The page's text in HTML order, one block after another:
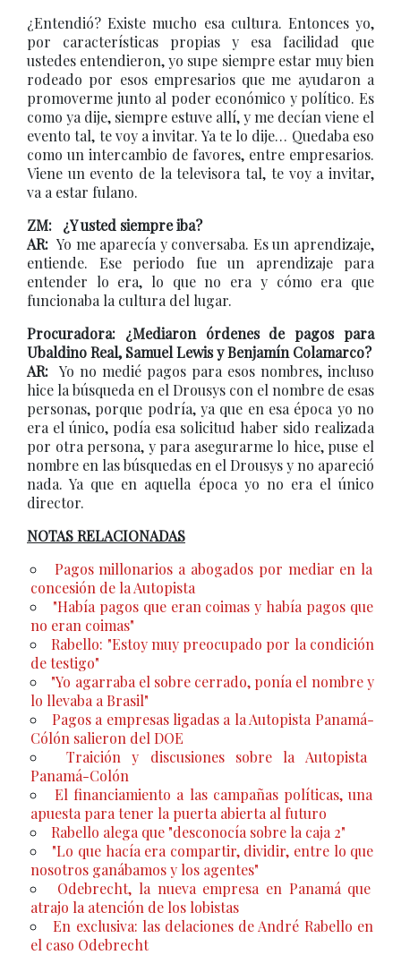
¿Entendió? Existe mucho esa cultura. Entonces yo,
por características propias y esa facilidad que
ustedes entendieron, yo supe siempre estar muy bien
rodeado por esos empresarios que me ayudaron a
promoverme junto al poder económico y político. Es
como ya dije, siempre estuve allí, y me decían viene el
evento tal, te voy a invitar. Ya te lo dije… Quedaba eso
como un intercambio de favores, entre empresarios.
Viene un evento de la televisora tal, te voy a invitar,
va a estar fulano.
ZM: ¿Y usted siempre iba?
AR:Yo me aparecía y conversaba. Es un aprendizaje,
entiende. Ese periodo fue un aprendizaje para
entender lo era, lo que no era y cómo era que
funcionaba la cultura del lugar.
Procuradora: ¿Mediaron órdenes de pagos para
Ubaldino Real, Samuel Lewis y Benjamín Colamarco?
AR: Yo no medié pagos para esos nombres, incluso
hice la búsqueda en el Drousys con el nombre de esas
personas, porque podría, ya que en esa época yo no
era el único, podía esa solicitud haber sido realizada
por otra persona, y para asegurarme lo hice, puse el
nombre en las búsquedas en el Drousys y no apareció
nada. Ya que en aquella época yo no era el único
director.
NOTAS RELACIONADAS
Pagos millonarios a abogados por mediar en la
concesión de la Autopista
"Había pagos que eran coimas y había pagos que
no eran coimas"
Rabello: "Estoy muy preocupado por la condición
de testigo"
"Yo agarraba el sobre cerrado, ponía el nombre y
lo llevaba a Brasil"
Pagos a empresas ligadas a la Autopista Panamá-
Cólón salieron del DOE
Traición y discusiones sobre la Autopista
Panamá-Colón
El financiamiento a las campañas políticas, una
apuesta para tener la puerta abierta al futuro
Rabello alega que "desconocía sobre la caja 2"
"Lo que hacía era compartir, dividir, entre lo que
nosotros ganábamos y los agentes"
Odebrecht, la nueva empresa en Panamá que
atrajo la atención de los lobistas
En exclusiva: las delaciones de André Rabello en
el caso Odebrecht